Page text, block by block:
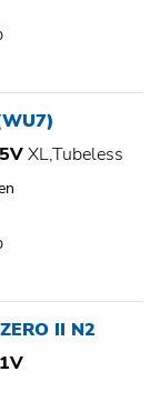
XL,Tubeless
II N2